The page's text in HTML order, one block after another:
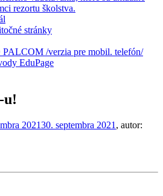
rezortu školstva.
stránky
/verzia pre mobil. telefón/
EduPage
u!
202130. septembra 2021 , autor: